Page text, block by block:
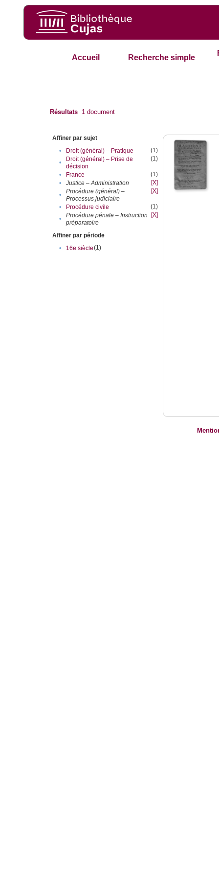
Accueil Recherche simple
Résultats 1 document
Affiner par sujet
•
Droit (général) – Pratique
(1)
•
Droit (général) – Prise de
décision
(1)
• France
(1)
•
Justice – Administration
[X]
•
Procédure (général) –
Processus judiciaire
[X]
• Procédure civile
(1)
•
Procédure pénale – Instruction
préparatoire
[X]
Affiner par période
•
16e siècle(1)